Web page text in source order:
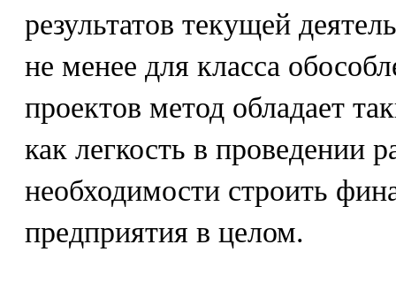
результатов текущей
не менее для класса
проектов метод обладает
как легкость в проведении
необходимости строить
предприятия в целом.